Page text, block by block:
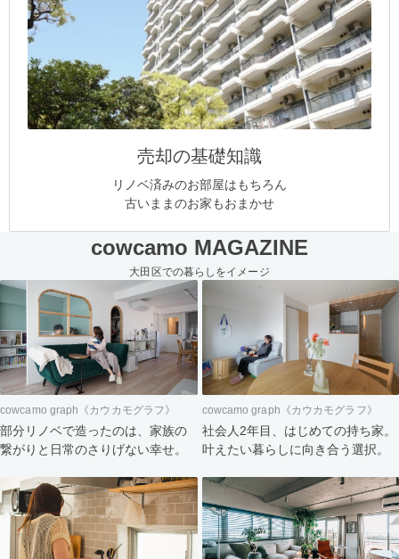
売却の基礎知識
リノベ済みのお部屋はもちろん
古いままのお家もおまかせ
cowcamo MAGAZINE
大田区での暮らしをイメージ
cowcamo graph《カウカモグラフ》
部分リノベで造ったのは、家族の
繋がりと日常のさりげない幸せ。
cowcamo graph《カウカモグラフ》
社会人2年目、はじめての持ち家。
叶えたい暮らしに向き合う選択。